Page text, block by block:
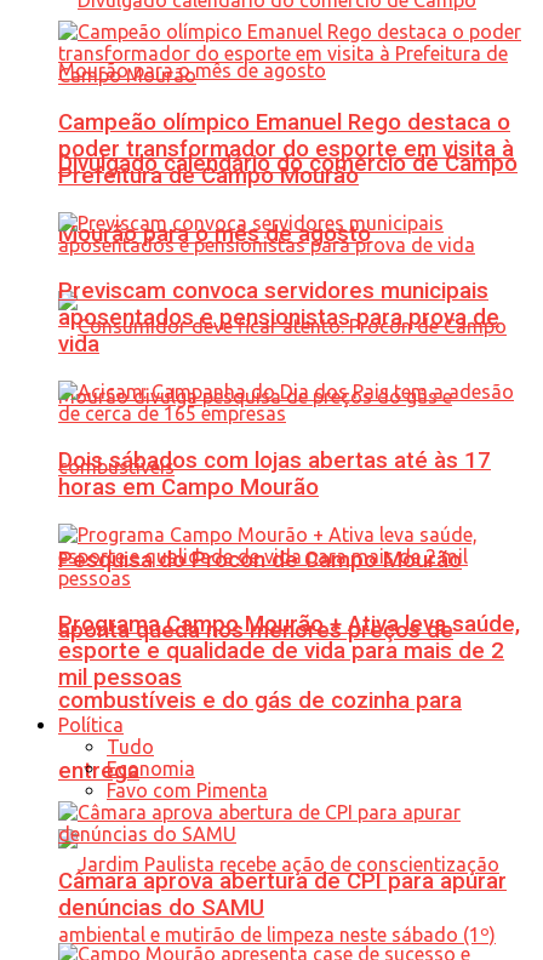
Divulgado calendário do comércio de Campo
Mourão para o mês de agosto
Pesquisa do Procon de Campo Mourão
aponta queda nos menores preços de
combustíveis e do gás de cozinha para
entrega
Campeão olímpico Emanuel Rego destaca o
poder transformador do esporte em visita à
Prefeitura de Campo Mourão
Previscam convoca servidores municipais
aposentados e pensionistas para prova de
vida
Dois sábados com lojas abertas até às 17
horas em Campo Mourão
Programa Campo Mourão + Ativa leva saúde,
esporte e qualidade de vida para mais de 2
mil pessoas
Política
Tudo
Economia
Favo com Pimenta
Câmara aprova abertura de CPI para apurar
denúncias do SAMU